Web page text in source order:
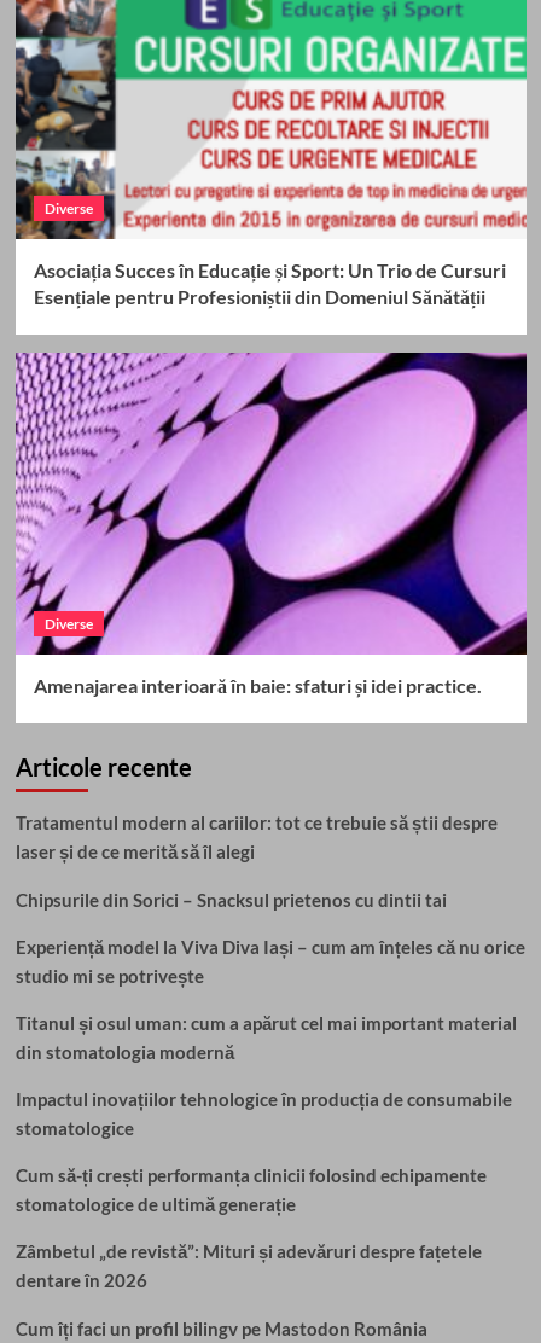
Diverse
Asociația Succes în Educație și Sport: Un Trio de Cursuri
Esențiale pentru Profesioniștii din Domeniul Sănătății
Diverse
Amenajarea interioară în baie: sfaturi și idei practice.
Articole recente
Tratamentul modern al cariilor: tot ce trebuie să știi despre
laser și de ce merită să îl alegi
Chipsurile din Sorici – Snacksul prietenos cu dintii tai
Experiență model la Viva Diva Iași – cum am înțeles că nu orice
studio mi se potrivește
Titanul și osul uman: cum a apărut cel mai important material
din stomatologia modernă
Impactul inovațiilor tehnologice în producția de consumabile
stomatologice
Cum să-ți crești performanța clinicii folosind echipamente
stomatologice de ultimă generație
Zâmbetul „de revistă”: Mituri și adevăruri despre fațetele
dentare în 2026
Cum îți faci un profil bilingv pe Mastodon România